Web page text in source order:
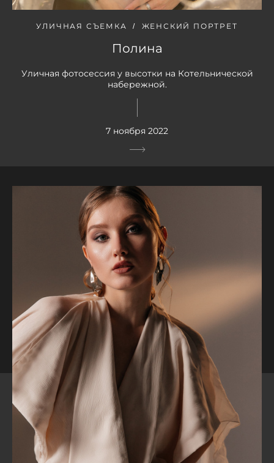
УЛИЧНАЯ СЪЕМКА ЖЕНСКИЙ ПОРТРЕТ
Полина
Уличная фотосессия у высотки на Котельнической
набережной.
7 ноября 2022